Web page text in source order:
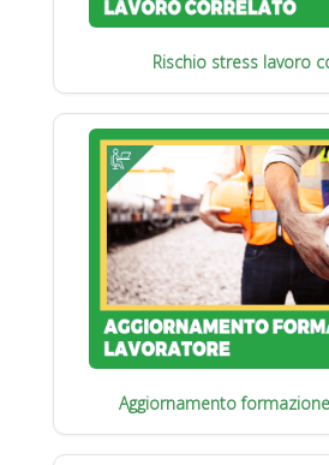
Rischio stress lavoro
Aggiornamento